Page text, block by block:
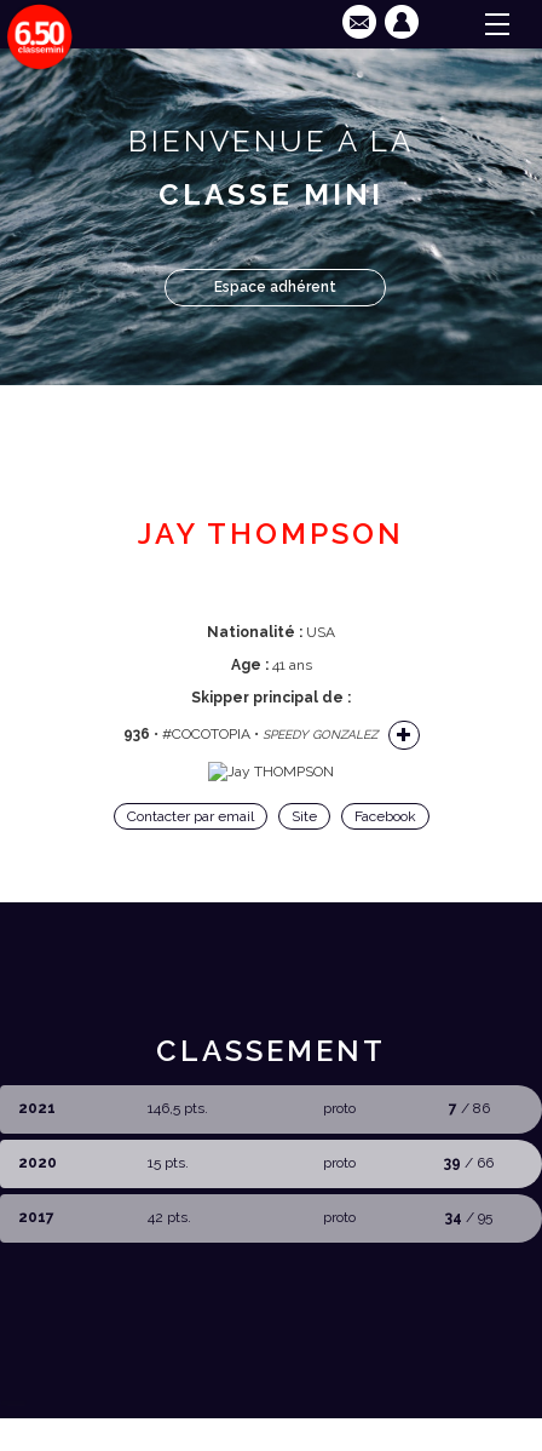
BIENVENUE À LA
CLASSE MINI
Espace adhérent
JAY THOMPSON
Nationalité : USA
Age :41 ans
Skipper principal de :
936 • #COCOTOPIA • SPEEDY GONZALEZ
Contacter par email Site Facebook
CLASSEMENT
2021 146,5 pts. proto 7 / 86
2020 15 pts. proto 39 / 66
2017 42 pts. proto 34 / 95